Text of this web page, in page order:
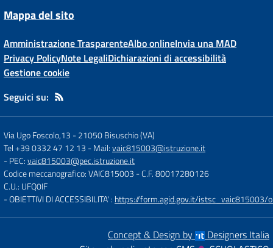
Mappa del sito
Amministrazione TrasparenteAlbo onlineInvia una MAD
Privacy PolicyNote LegaliDichiarazioni di accessibilità
Gestione cookie
Seguici su:
Via Ugo Foscolo,13 -21050 Bisuschio (VA)
Tel +39 0332 47 12 13 - Mail:vaic815003@istruzione.it
- PEC:vaic815003@pec.istruzione.it
Codice meccanografico: VAIC815003 - C.F. 80017280126
C.U.: UFQ0IF
- OBIETTIVI DI ACCESSIBILITA' : https://form.agid.gov.it/istsc_vaic815003/
Concept & Design by
Designers Italia